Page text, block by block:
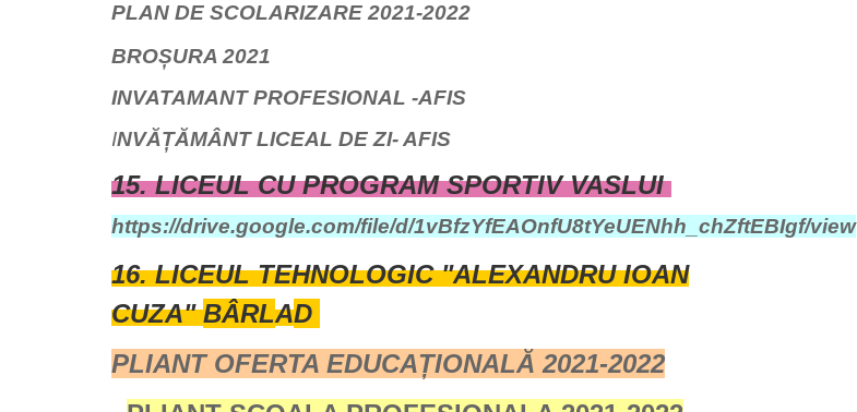
PLAN DE SCOLARIZARE 2021-2022
BROȘURA 2021
INVATAMANT PROFESIONAL -AFIS
INVĂȚĂMÂNT LICEAL DE ZI- AFIS
15. LICEUL CU PROGRAM SPORTIV VASLUI
https://drive.google.com/file/d/1vBfzYfEAOnfU8tYeUENhh_chZftEBIgf/view
16.LICEUL TEHNOLOGIC "ALEXANDRU IOAN
CUZA"BÂRLAD
PLIANT OFERTA EDUCAȚIONALĂ 2021-2022